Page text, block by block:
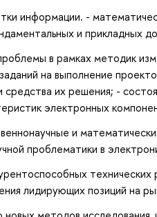
информации. -
и прикладных
в рамках методик
на выполнение
их решения; -
электронных
и
проблематики в
лидирующих позиций на